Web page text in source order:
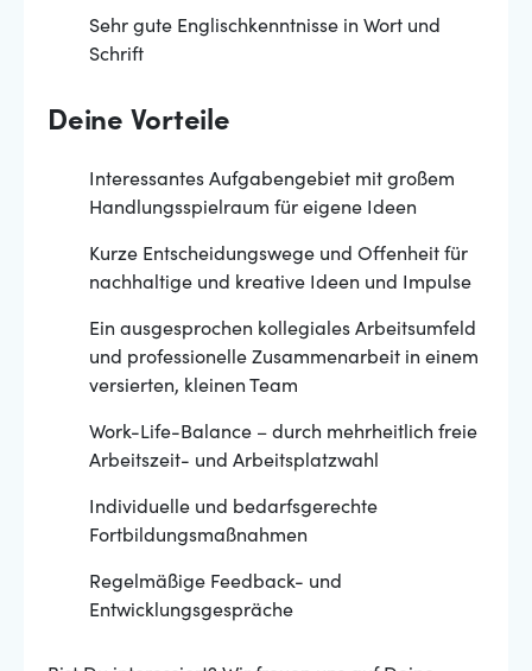
Sehr gute Englischkenntnisse in Wort und
Schrift
Deine Vorteile
Interessantes Aufgabengebiet mit großem
Handlungsspielraum für eigene Ideen
Kurze Entscheidungswege und Offenheit für
nachhaltige und kreative Ideen und Impulse
Ein ausgesprochen kollegiales Arbeitsumfeld
und professionelle Zusammenarbeit in einem
versierten, kleinen Team
Work-Life-Balance – durch mehrheitlich freie
Arbeitszeit- und Arbeitsplatzwahl
Individuelle und bedarfsgerechte
Fortbildungsmaßnahmen
Regelmäßige Feedback- und
Entwicklungsgespräche